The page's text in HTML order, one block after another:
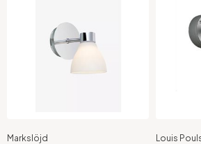
Markslöjd Louis